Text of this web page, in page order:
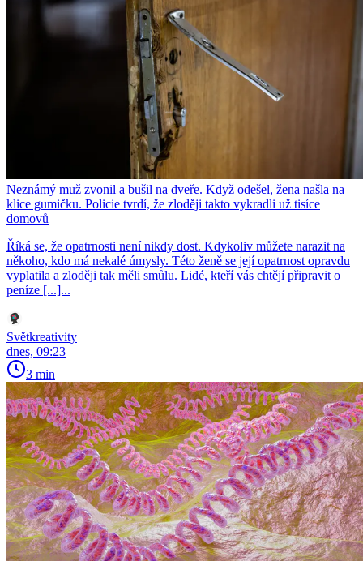
Neznámý muž zvonil a bušil na dveře. Když odešel, žena našla na
klice gumičku. Policie tvrdí, že zloději takto vykradli už tisíce
domovů
Říká se, že opatrnosti není nikdy dost. Kdykoliv můžete narazit na
někoho, kdo má nekalé úmysly. Této ženě se její opatrnost opravdu
vyplatila a zloději tak měli smůlu. Lidé, kteří vás chtějí připravit o
peníze [...]...
Světkreativity
dnes, 09:23
3 min